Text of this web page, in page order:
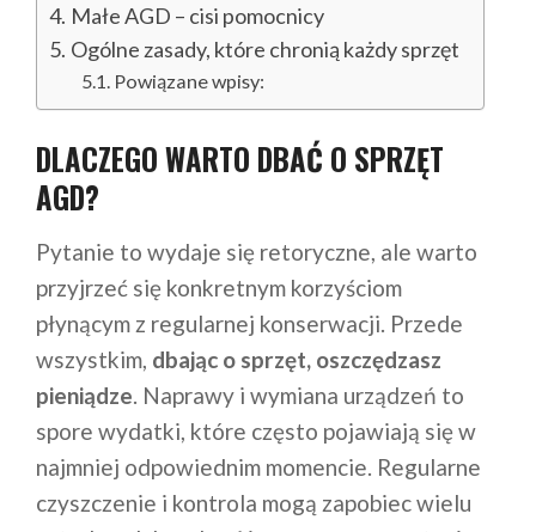
Małe AGD – cisi pomocnicy
Ogólne zasady, które chronią każdy sprzęt
Powiązane wpisy:
DLACZEGO WARTO DBAĆ O SPRZĘT
AGD?
Pytanie to wydaje się retoryczne, ale warto
przyjrzeć się konkretnym korzyściom
płynącym z regularnej konserwacji. Przede
wszystkim, dbając o sprzęt, oszczędzasz
pieniądze. Naprawy i wymiana urządzeń to
spore wydatki, które często pojawiają się w
najmniej odpowiednim momencie. Regularne
czyszczenie i kontrola mogą zapobiec wielu